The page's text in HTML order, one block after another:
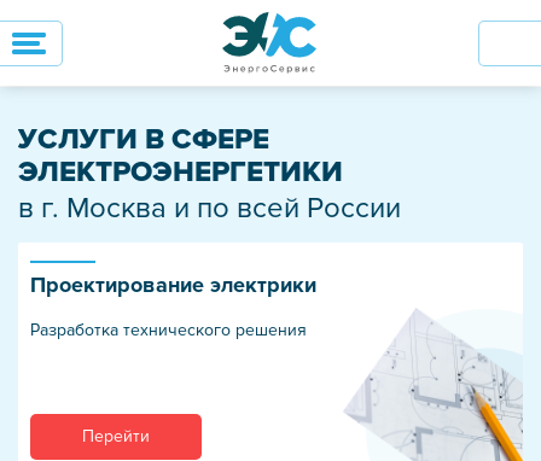
УСЛУГИ В СФЕРЕ
ЭЛЕКТРОЭНЕРГЕТИКИ
в г. Москва и по всей России
Проектирование электрики
Разработка технического решения
Перейти